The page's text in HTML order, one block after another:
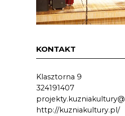
KONTAKT
Klasztorna 9
324191407
http://kuzniakultury.pl/